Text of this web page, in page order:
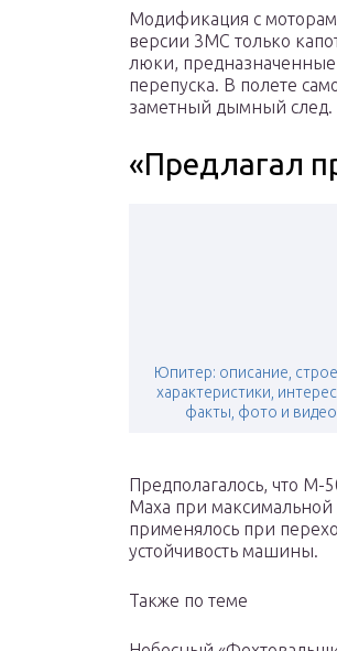
Модификация с
версии 3МС только
люки, предназначенные
перепуска. В полете
заметный дымный след.
«Предлагал
Юпитер: описание,
характеристики,
факты, фото и видео
Предполагалось, что М-
Маха при максимальной
применялось при
устойчивость машины.
Также по теме